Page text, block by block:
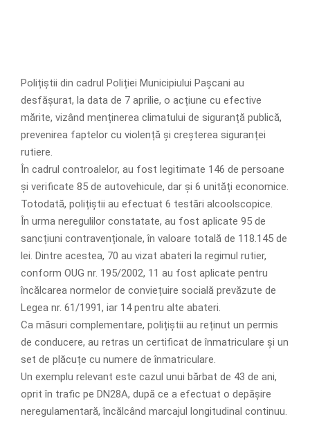
Polițiștii din cadrul Poliției Municipiului Pașcani au
desfășurat, la data de 7 aprilie, o acțiune cu efective
mărite, vizând menținerea climatului de siguranță publică,
prevenirea faptelor cu violență și creșterea siguranței
rutiere.
În cadrul controalelor, au fost legitimate 146 de persoane
și verificate 85 de autovehicule, dar și 6 unități economice.
Totodată, polițiștii au efectuat 6 testări alcoolscopice.
În urma neregulilor constatate, au fost aplicate 95 de
sancțiuni contravenționale, în valoare totală de 118.145 de
lei. Dintre acestea, 70 au vizat abateri la regimul rutier,
conform OUG nr. 195/2002, 11 au fost aplicate pentru
încălcarea normelor de conviețuire socială prevăzute de
Legea nr. 61/1991, iar 14 pentru alte abateri.
Ca măsuri complementare, polițiștii au reținut un permis
de conducere, au retras un certificat de înmatriculare și un
set de plăcuțe cu numere de înmatriculare.
Un exemplu relevant este cazul unui bărbat de 43 de ani,
oprit în trafic pe DN28A, după ce a efectuat o depășire
neregulamentară, încălcând marcajul longitudinal continuu.